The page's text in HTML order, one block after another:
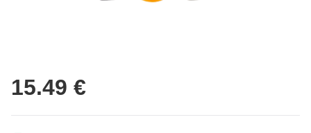
15.49 €